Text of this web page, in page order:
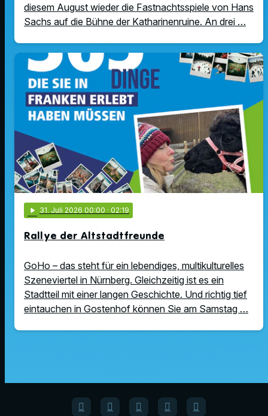
diesem August wieder die Fastnachtsspiele von Hans
Sachs auf die Bühne der Katharinenruine. An drei …
play_arrow 31. Juli 2026 00:00 · 02:19
Rallye der Altstadtfreunde
GoHo – das steht für ein lebendiges, multikulturelles
Szeneviertel in Nürnberg. Gleichzeitig ist es ein
Stadtteil mit einer langen Geschichte. Und richtig tief
eintauchen in Gostenhof können Sie am Samstag …